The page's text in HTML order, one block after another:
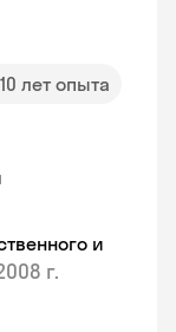
10 лет опыта
и
г.